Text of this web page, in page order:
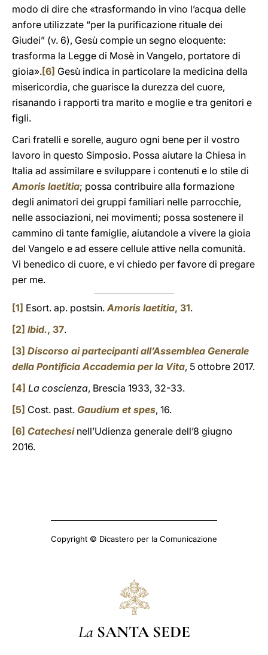
modo di dire che «trasformando in vino l’acqua delle
anfore utilizzate “per la purificazione rituale dei
Giudei” (v. 6), Gesù compie un segno eloquente:
trasforma la Legge di Mosè in Vangelo, portatore di
gioia».[6] Gesù indica in particolare la medicina della
misericordia, che guarisce la durezza del cuore,
risanando i rapporti tra marito e moglie e tra genitori e
figli.
Cari fratelli e sorelle, auguro ogni bene per il vostro
lavoro in questo Simposio. Possa aiutare la Chiesa in
Italia ad assimilare e sviluppare i contenuti e lo stile di
Amoris laetitia; possa contribuire alla formazione
degli animatori dei gruppi familiari nelle parrocchie,
nelle associazioni, nei movimenti; possa sostenere il
cammino di tante famiglie, aiutandole a vivere la gioia
del Vangelo e ad essere cellule attive nella comunità.
Vi benedico di cuore, e vi chiedo per favore di pregare
per me.
[1] Esort. ap. postsin.Amoris laetitia, 31.
[2] Ibid., 37.
[3] Discorso ai partecipanti all’Assemblea Generale
della Pontificia Accademia per la Vita, 5 ottobre 2017.
[4] La coscienza, Brescia 1933, 32-33.
[5] Cost. past. Gaudium et spes, 16.
[6] Catechesi nell’Udienza generale dell’8 giugno
2016.
Copyright © Dicastero per la Comunicazione
La SANTA SEDE